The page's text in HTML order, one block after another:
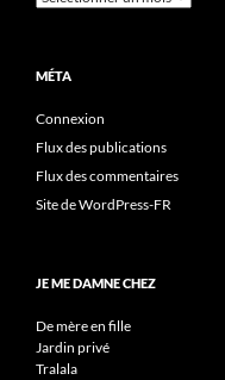
MÉTA
Connexion
Flux des publications
Flux des commentaires
Site de WordPress-FR
JE ME DAMNE CHEZ
De mère en fille
Jardin privé
Tralala